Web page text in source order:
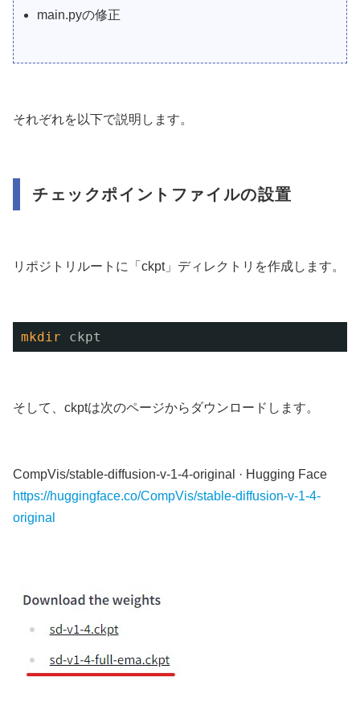
main.pyの修正
それぞれを以下で説明します。
チェックポイントファイルの設置
リポジトリルートに「ckpt」ディレクトリを作成します。
mkdir ckpt
そして、ckptは次のページからダウンロードします。
CompVis/stable-diffusion-v-1-4-original · Hugging Face
https://huggingface.co/CompVis/stable-diffusion-v-1-4-
original